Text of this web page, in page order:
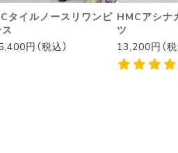
タイルノースリワンピ
円（税込）
HMCアシナ
ツ
13,200円（税